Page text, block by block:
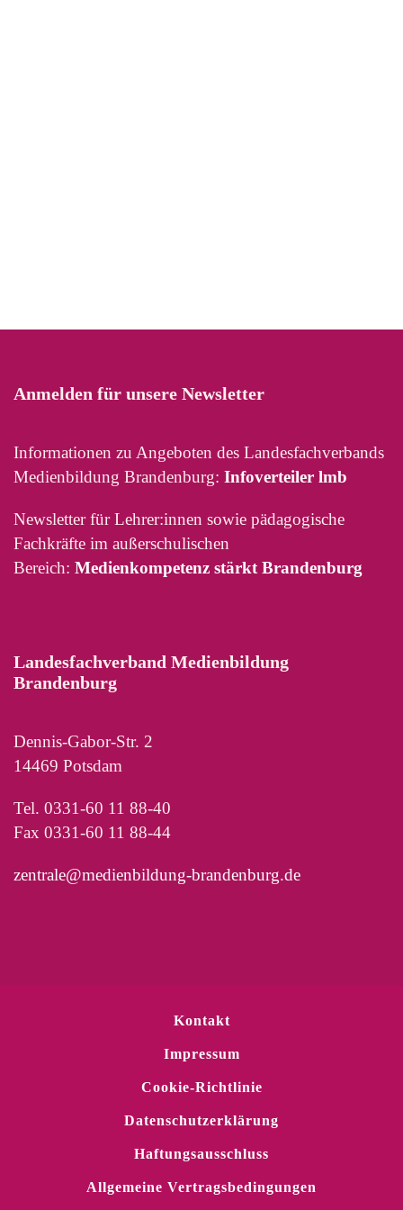
Anmelden für unsere Newsletter
Informationen zu Angeboten des Landesfachverbands
Medienbildung Brandenburg: Infoverteiler lmb
Newsletter für Lehrer:innen sowie pädagogische
Fachkräfte im außerschulischen
Bereich: Medienkompetenz stärkt Brandenburg
Landesfachverband Medienbildung
Brandenburg
Dennis-Gabor-Str. 2
14469 Potsdam
Tel. 0331-60 11 88-40
Fax 0331-60 11 88-44
zentrale@medienbildung-brandenburg.de
Kontakt
Impressum
Cookie-Richtlinie
Datenschutzerklärung
Haftungsausschluss
Allgemeine Vertragsbedingungen